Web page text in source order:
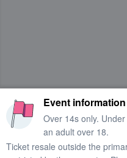
Event information
Over 14s only.
an adult over 18.
Ticket resale outside the